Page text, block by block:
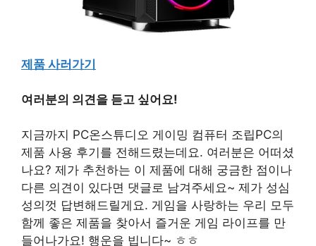
제품 사러가기
여러분의 의견을 듣고 싶어요!
지금까지 PC온스튜디오 게이밍 컴퓨터 조립PC의
제품 사용 후기를 전해드렸는데요. 여러분은 어떠셨
나요? 제가 추천하는 이 제품에 대해 궁금한 점이나
다른 의견이 있다면 댓글로 남겨주세요~ 제가 성심
성의껏 답변해드릴게요. 게임을 사랑하는 우리 모두
함께 좋은 제품을 찾아서 즐거운 게임 라이프를 만
들어나가요! 행운을 빕니다~ ㅎㅎ